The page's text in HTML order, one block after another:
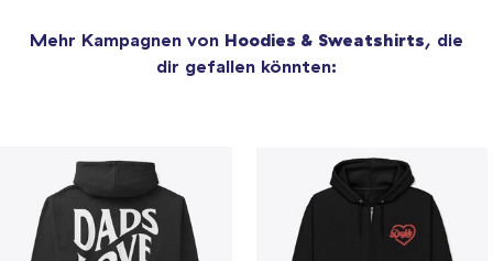
Mehr Kampagnen von Hoodies & Sweatshirts, die
dir gefallen könnten: